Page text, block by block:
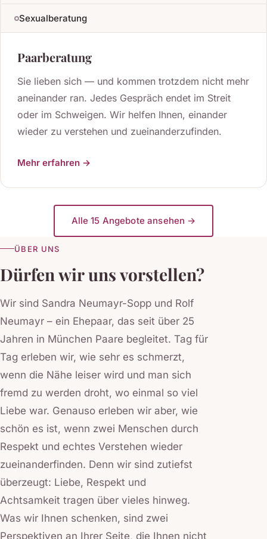
Sexualberatung
Paarberatung
Sie lieben sich — und kommen trotzdem nicht mehr
aneinander ran. Jedes Gespräch endet im Streit
oder im Schweigen. Wir helfen Ihnen, einander
wieder zu verstehen und zueinanderzufinden.
Mehr erfahren →
Alle 15 Angebote ansehen →
ÜBER UNS
Dürfen wir uns vorstellen?
Wir sind Sandra Neumayr-Sopp und Rolf
Neumayr – ein Ehepaar, das seit über 25
Jahren in München Paare begleitet. Tag für
Tag erleben wir, wie sehr es schmerzt,
wenn die Nähe leiser wird und man sich
fremd zu werden droht, wo einmal so viel
Liebe war. Genauso erleben wir aber, wie
schön es ist, wenn zwei Menschen durch
Respekt und echtes Verstehen wieder
zueinanderfinden. Denn wir sind zutiefst
überzeugt: Liebe, Respekt und
Achtsamkeit tragen über vieles hinweg.
Was wir Ihnen schenken, sind zwei
Perspektiven an Ihrer Seite, die Ihnen nicht